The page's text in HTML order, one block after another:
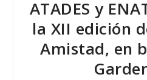
ATADES y
la XII edición
Amistad, en